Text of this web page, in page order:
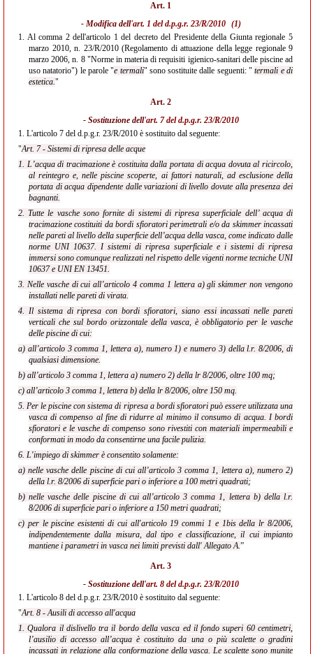
Art. 1
- Modifica dell'art. 1 del d.p.g.r. 23/R/2010
(1)
1. Al comma 2 dell'articolo 1 del decreto del Presidente della Giunta regionale 5
marzo 2010, n. 23/R/2010 (Regolamento di attuazione della legge regionale 9
marzo 2006, n. 8 "Norme in materia di requisiti igienico-sanitari delle piscine ad
uso natatorio") le parole "e termali" sono sostituite dalle seguenti: "termali e di
estetica."
Art. 2
- Sostituzione dell'art. 7 del d.p.g.r. 23/R/2010
1. L'articolo 7 del d.p.g.r. 23/R/2010 è sostituito dal seguente:
"Art. 7 - Sistemi di ripresa delle acque
1. L’acqua di tracimazione è costituita dalla portata di acqua dovuta al ricircolo,
al reintegro e, nelle piscine scoperte, ai fattori naturali, ad esclusione della
portata di acqua dipendente dalle variazioni di livello dovute alla presenza dei
bagnanti.
2. Tutte le vasche sono fornite di sistemi di ripresa superficiale dell’ acqua di
tracimazione costituiti da bordi sfioratori perimetrali e/o da skimmer incassati
nelle pareti al livello della superficie dell’acqua della vasca, come indicato dalle
norme UNI 10637. I sistemi di ripresa superficiale e i sistemi di ripresa
immersi sono comunque realizzati nel rispetto delle vigenti norme tecniche UNI
10637 e UNI EN 13451.
3. Nelle vasche di cui all’articolo 4 comma 1 lettera a) gli skimmer non vengono
installati nelle pareti di virata.
4. Il sistema di ripresa con bordi sfioratori, siano essi incassati nelle pareti
verticali che sul bordo orizzontale della vasca, è obbligatorio per le vasche
delle piscine di cui:
a) all’articolo 3 comma 1, lettera a), numero 1) e numero 3) della l.r. 8/2006, di
qualsiasi dimensione.
b) all’articolo 3 comma 1, lettera a) numero 2) della lr 8/2006, oltre 100 mq;
c) all’articolo 3 comma 1, lettera b) della lr 8/2006, oltre 150 mq.
5. Per le piscine con sistema di ripresa a bordi sfioratori può essere utilizzata una
vasca di compenso al fine di ridurre al minimo il consumo di acqua. I bordi
sfioratori e le vasche di compenso sono rivestiti con materiali impermeabili e
conformati in modo da consentirne una facile pulizia.
6. L'impiego di skimmer è consentito solamente:
a) nelle vasche delle piscine di cui all’articolo 3 comma 1, lettera a), numero 2)
della l.r. 8/2006 di superficie pari o inferiore a 100 metri quadrati;
b) nelle vasche delle piscine di cui all’articolo 3 comma 1, lettera b) della l.r.
8/2006 di superficie pari o inferiore a 150 metri quadrati;
c) per le piscine esistenti di cui all'articolo 19 commi 1 e 1bis della lr 8/2006,
indipendentemente dalla misura, dal tipo e classificazione, il cui impianto
mantiene i parametri in vasca nei limiti previsti dall' Allegato A.”
Art. 3
- Sostituzione dell'art. 8 del d.p.g.r. 23/R/2010
1. L'articolo 8 del d.p.g.r. 23/R/2010 è sostituito dal seguente:
"Art. 8 - Ausili di accesso all'acqua
1. Qualora il dislivello tra il bordo della vasca ed il fondo superi 60 centimetri,
l’ausilio di accesso all’acqua è costituito da una o più scalette o gradini
incassati in relazione alla conformazione della vasca. Le scalette sono munite